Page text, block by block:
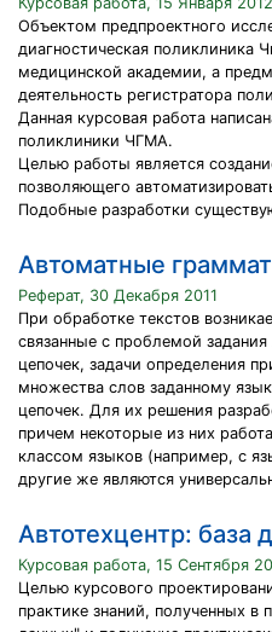
Объектом предпроектного
диагностическая поликлиника
медицинской академии, а
деятельность регистратора
Данная курсовая работа
поликлиники ЧГМА.
Целью работы является
позволяющего
Подобные разработки
Автоматные
Реферат, 30 Декабря 2011
При обработке текстов
связанные с проблемой
цепочек, задачи определения
множества слов заданному
цепочек. Для их решения
причем некоторые из них
классом языков (например, с
другие же являются
Автотехцентр: база
Курсовая работа, 15 Сентября
Целью курсового
практике знаний, полученных в